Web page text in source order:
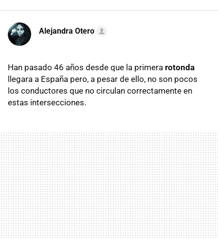
Alejandra Otero
Han pasado 46 años desde que la primera rotonda
llegara a España pero, a pesar de ello, no son pocos
los conductores que no circulan correctamente en
estas intersecciones.